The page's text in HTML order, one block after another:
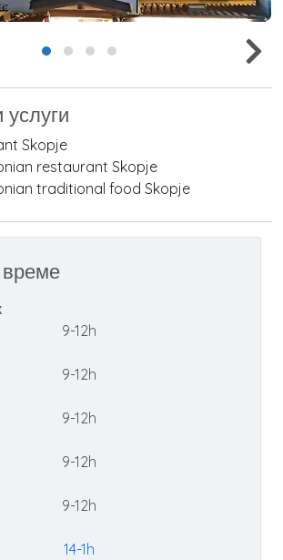
Skopje
restaurant Skopje
traditional food Skopje
9-12h
9-12h
9-12h
9-12h
9-12h
14-1h